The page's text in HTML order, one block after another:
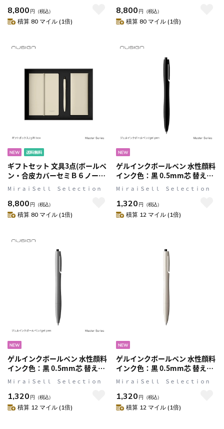
ラック) 文具 ステーショナリー
ギフト 贈呈 プレゼント
8,800 円 （税込）
積算 80 マイル (1倍)
ー) 文具 ステーショナリー ギフ
ト 贈呈 プレゼント nusign[ニュ
8,800 円 （税込）
積算 80 マイル (1倍)
ギフトセット 文具3点(ボールペ
ン・合皮カバーセミＢ６ノー
ト・ポーチ) ギフトにもおすす
め 贈答用の紙袋付属 White(ク
リーム ホワイト) 文具 ステーシ
ョナリー ギフト 贈呈 プレゼン
MⅰｒａｉＳｅｌｌ Ｓｅｌｅｃｔｉｏｎ
8,800 円 （税込）
積算 80 マイル (1倍)
ゲルインクボールペン 水性顔料
インク色：黒 0.5mm芯 替え芯
対応 本体色：Black(ブラック)
文具 ステーショナリー ギフト
贈呈 プレゼント nusign[ニュー
サイン] マスターシリーズ
MⅰｒａｉＳｅｌｌ Ｓｅｌｅｃｔｉｏｎ
1,320 円 （税込）
積算 12 マイル (1倍)
ゲルインクボールペン 水性顔料
インク色：黒 0.5mm芯 替え芯
対応 本体色：Gray(グレー) 文
呈 プレゼント nusign[ニューサ
イン] マスターシリーズ
MⅰｒａｉＳｅｌｌ Ｓｅｌｅｃｔｉｏｎ
1,320 円 （税込）
積算 12 マイル (1倍)
ゲルインクボールペン 水性顔料
インク色：黒 0.5mm芯 替え芯
対応 本体色：White(クリーム
ー ギフト 贈呈 プレゼント
nusign[ニューサイン] マスター
MⅰｒａｉＳｅｌｌ Ｓｅｌｅｃｔｉｏｎ
1,320 円 （税込）
積算 12 マイル (1倍)